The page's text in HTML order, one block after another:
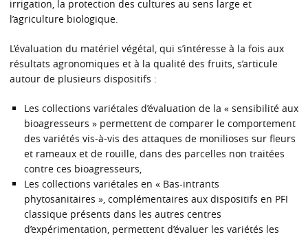
irrigation, la protection des cultures au sens large et
l’agriculture biologique.
L’évaluation du matériel végétal, qui s’intéresse à la fois aux
résultats agronomiques et à la qualité des fruits, s’articule
autour de plusieurs dispositifs :
Les collections variétales d’évaluation de la « sensibilité aux
bioagresseurs » permettent de comparer le comportement
des variétés vis-à-vis des attaques de monilioses sur fleurs
et rameaux et de rouille, dans des parcelles non traitées
contre ces bioagresseurs,
Les collections variétales en « Bas-intrants
phytosanitaires », complémentaires aux dispositifs en PFI
classique présents dans les autres centres
d’expérimentation, permettent d’évaluer les variétés les